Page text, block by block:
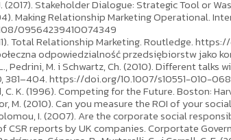
(2017). Stakeholder Dialogue: Strategic Tool or
Making Relationship Marketing Operational.
09564239410074349
Total Relationship Marketing. Routledge.
odpowiedzialność przedsiębiorstw jako
Pedrini, M. i Schwartz, Ch. (2010). Different
381–404. https://doi.org/10.1007/s10551-010-
C. K. (1996). Competing for the Future. Boston:
M. (2010). Can you measure the ROI of your
I. (2007). Are the corporate social
CSR reports by UK companies. Corportate